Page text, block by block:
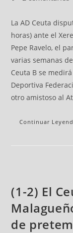
La AD Ceuta
horas) ante el
Pepe Ravelo, el
varias semanas
Ceuta B se
Deportiva
otro amistoso al
Continuar
(1-2) El
de